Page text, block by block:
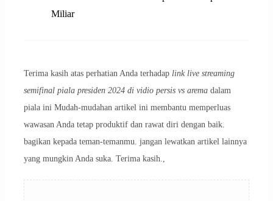
Miliar
Terima kasih atas perhatian Anda terhadap link live streaming
semifinal piala presiden 2024 di vidio persis vs aremadalam
piala ini Mudah-mudahan artikel ini membantu memperluas
wawasan Anda tetap produktif dan rawat diri dengan baik.
bagikan kepada teman-temanmu. jangan lewatkan artikel lainnya
yang mungkin Anda suka. Terima kasih.,